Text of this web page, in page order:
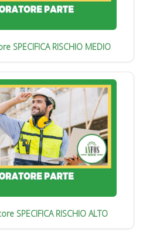
SPECIFICA RISCHIO MEDIO
SPECIFICA RISCHIO ALTO